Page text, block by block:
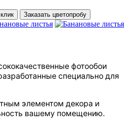
Заказать цветопробу
фотообои
специально для
элементом декора и
вашему помещению.